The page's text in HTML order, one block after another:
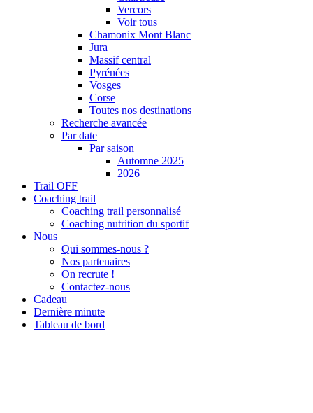
Vercors
Voir tous
Chamonix Mont Blanc
Jura
Massif central
Pyrénées
Vosges
Corse
Toutes nos destinations
Recherche avancée
Par date
Par saison
Automne 2025
2026
Trail OFF
Coaching trail
Coaching trail personnalisé
Coaching nutrition du sportif
Nous
Qui sommes-nous ?
Nos partenaires
On recrute !
Contactez-nous
Cadeau
Dernière minute
Tableau de bord